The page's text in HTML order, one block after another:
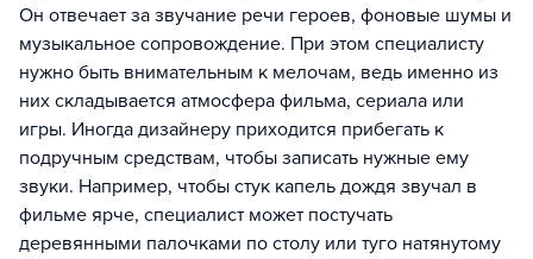
Он отвечает за звучание речи героев, фоновые шумы и
музыкальное сопровождение. При этом специалисту
нужно быть внимательным к мелочам, ведь именно из
них складывается атмосфера фильма, сериала или
игры. Иногда дизайнеру приходится прибегать к
подручным средствам, чтобы записать нужные ему
звуки. Например, чтобы стук капель дождя звучал в
фильме ярче, специалист может постучать
деревянными палочками по столу или туго натянутому